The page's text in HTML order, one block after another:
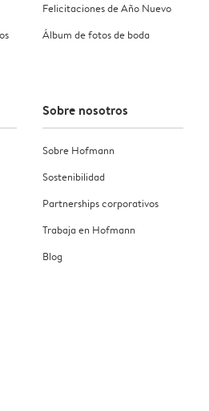
Felicitaciones de Año Nuevo
Álbum de fotos de boda
Sobre nosotros
Sobre Hofmann
Sostenibilidad
Partnerships corporativos
Trabaja en Hofmann
Blog